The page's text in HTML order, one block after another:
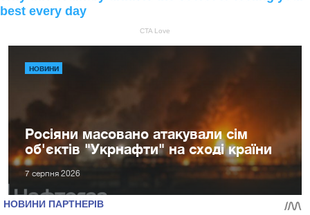
НОВИНИ
Росіяни масовано атакували сім
об'єктів "Укрнафти" на сході країни
7 серпня 2026